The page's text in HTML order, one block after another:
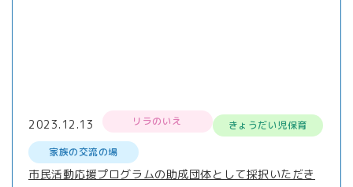
2023.12.13 リラのいえ
きょうだい児保育
家族の交流の場
市民活動応援プログラムの助成団体として採択いただき